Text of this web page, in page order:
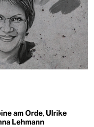
am Orde, Ulrike
Lehmann